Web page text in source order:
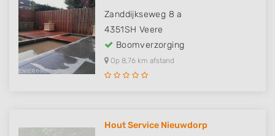
Zanddijkseweg 8 a
4351SH Veere
Boomverzorging
Op 8,76 km afstand
Hout Service Nieuwdorp